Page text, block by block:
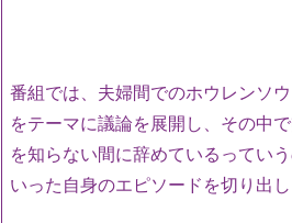
番組では、夫婦間でのホウレンソウ
をテーマに議論を展開し、その中
を知らない間に辞めているってい
いった自身のエピソードを切り出し